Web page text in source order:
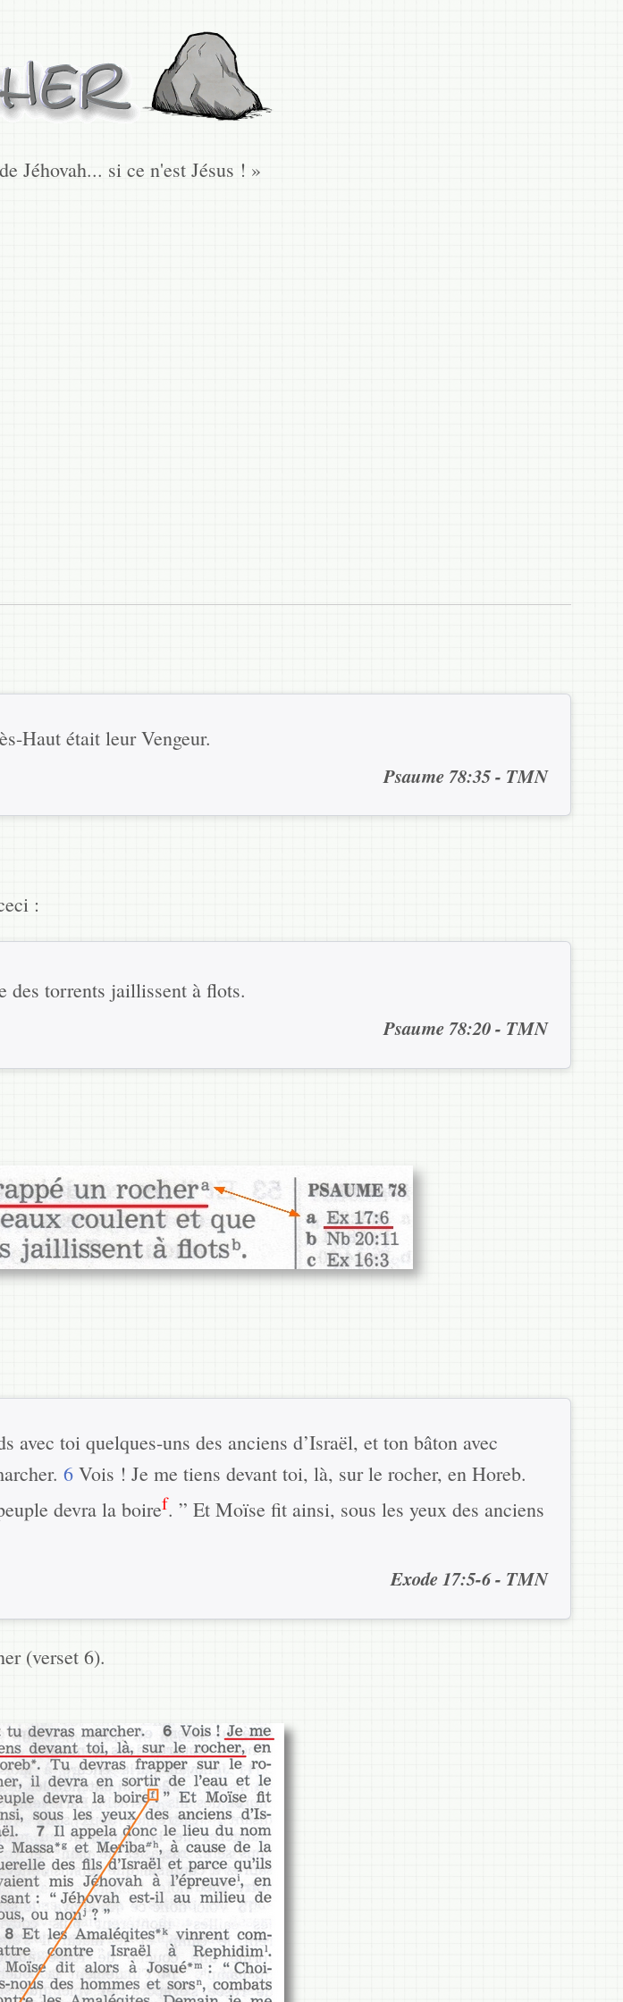
Jéhovah... si ce n'est Jésus ! »
Haut était leur Vengeur.
Psaume 78:35 - TMN
:
des torrents jaillissent à flots.
Psaume 78:20 - TMN
toi quelques-uns des anciens d’Israël, et ton bâton avec
6 Vois ! Je me tiens devant toi, là, sur le rocher, en Horeb.
devra la boiref. ” Et Moïse fit ainsi, sous les yeux des anciens
Exode 17:5-6 - TMN
(verset 6).